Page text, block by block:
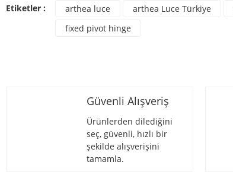
Ürün bilgilerinde hatalar bulunuyor.
Etiketler : arthea luce arthea Luce Türkiye
fixed pivot hinge
Güvenli Alışveriş
Ürünlerden dilediğini
seç, güvenli, hızlı bir
şekilde alışverişini
tamamla.